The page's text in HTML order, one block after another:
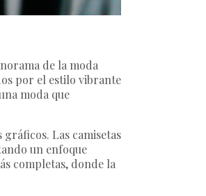
de la moda
por el estilo vibrante
moda que
Las camisetas
un enfoque
completas, donde la